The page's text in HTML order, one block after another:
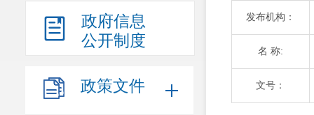
政府信息
公开制度
政策文件
发布机构：
名 称:
文号：